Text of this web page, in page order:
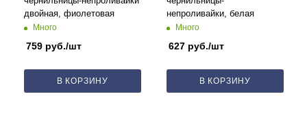
двойная, фиолетовая
Много
759 руб./шт
В КОРЗИНУ
непроливайки, белая
Много
627 руб./шт
В КОРЗИНУ